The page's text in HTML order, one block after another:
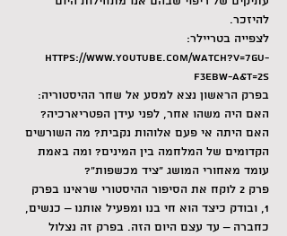
להיזכר.
לצפייה בטריילר:
https://www.youtube.com/watch?v=7gU-
f3EBW-A&t=2s
בפרק הראשון נצא למסע אל שחר ההיסטוריה:
האם היה משהו אחר, לפני עידן הפטריארכיה?
האם היתה אי פעם אלוהות נקבית? מה השורשים
הקדומים של המלחמה בין המינים? ומה באמת
עומד מאחורי המושג "ציד מכשפות"?
פרק 2 לוקח את הסיפור ההיסטורי שראינו בפרק
1, ובודק כיצד הוא חי בנו ומפעיל אותנו – כנשים,
כחברה – עד עצם היום הזה. בפרק זה נצלול